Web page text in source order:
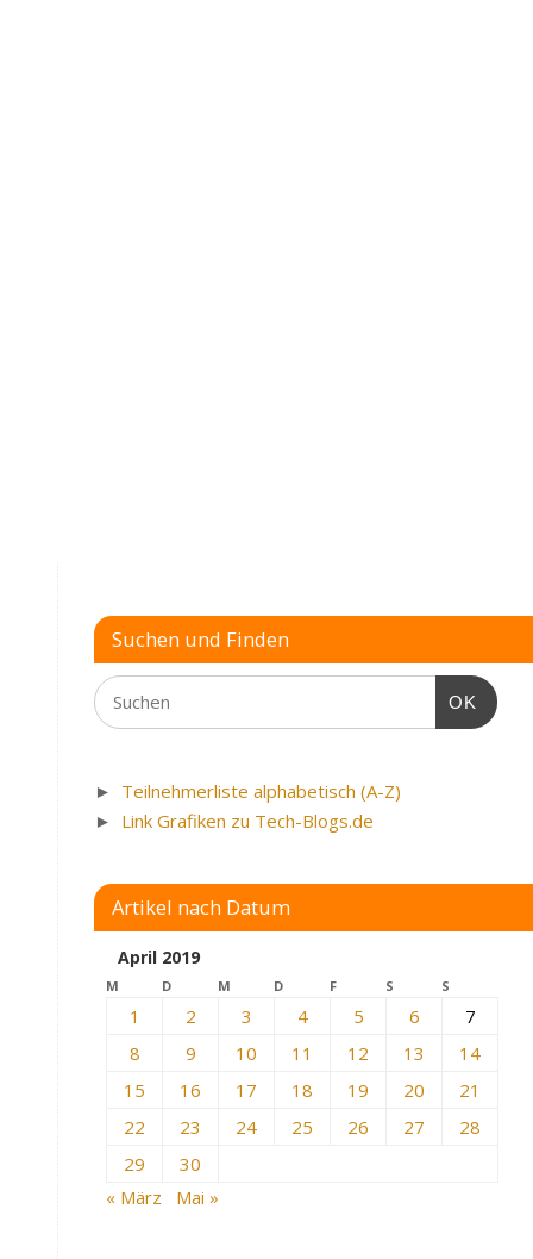
Suchen und Finden
OK
► Teilnehmerliste alphabetisch (A-Z)
► Link Grafiken zu Tech-Blogs.de
Artikel nach Datum
April 2019
M D M D F S S
1 2 3 4 5 6
7
8
9 10 11 12 13
14
15
16 17 18 19 20
21
22
23 24 25 26 27
28
29
30
« März
Mai »